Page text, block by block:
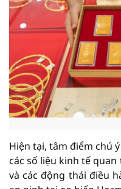
Hiện tại, tâm điểm chú
các số liệu kinh tế
và các động thái điều